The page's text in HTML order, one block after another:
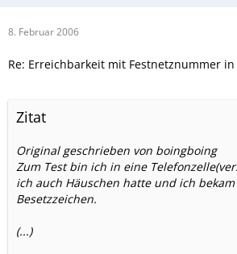
8. Februar 2006
Re: Erreichbarkeit mit Festnetznummer in
Zitat
Original geschrieben von boingboing
Zum Test bin ich in eine
ich auch Häuschen hatte und ich
Besetzzeichen.
(...)